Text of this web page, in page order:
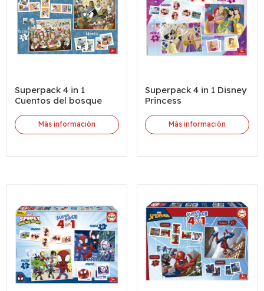
Superpack 4 in 1
Cuentos del bosque
Más información
Superpack 4 in 1 Disney
Princess
Más información